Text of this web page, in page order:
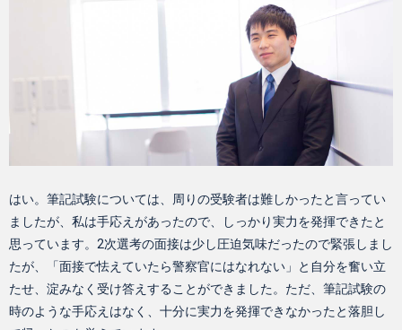
はい。筆記試験については、周りの受験者は難しかったと言ってい
ましたが、私は手応えがあったので、しっかり実力を発揮できたと
思っています。2次選考の面接は少し圧迫気味だったので緊張しまし
たが、「面接で怯えていたら警察官にはなれない」と自分を奮い立
たせ、淀みなく受け答えすることができました。ただ、筆記試験の
時のような手応えはなく、十分に実力を発揮できなかったと落胆し